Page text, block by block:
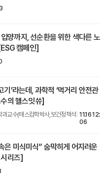
양까지, 선순환을 위한 색다른 노
캠페인]
기’라는데, 과학적 ‘먹거리 안전관
의 헬스잇쓔]
교수(매스컴학박사,보건정책석 11.16 12:
06
은 미식미식” 숨막히게 어지러운
시리즈]